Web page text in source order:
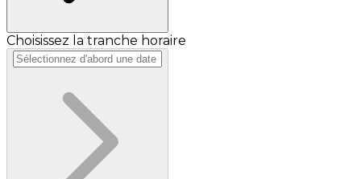
Choisissez la tranche horaire